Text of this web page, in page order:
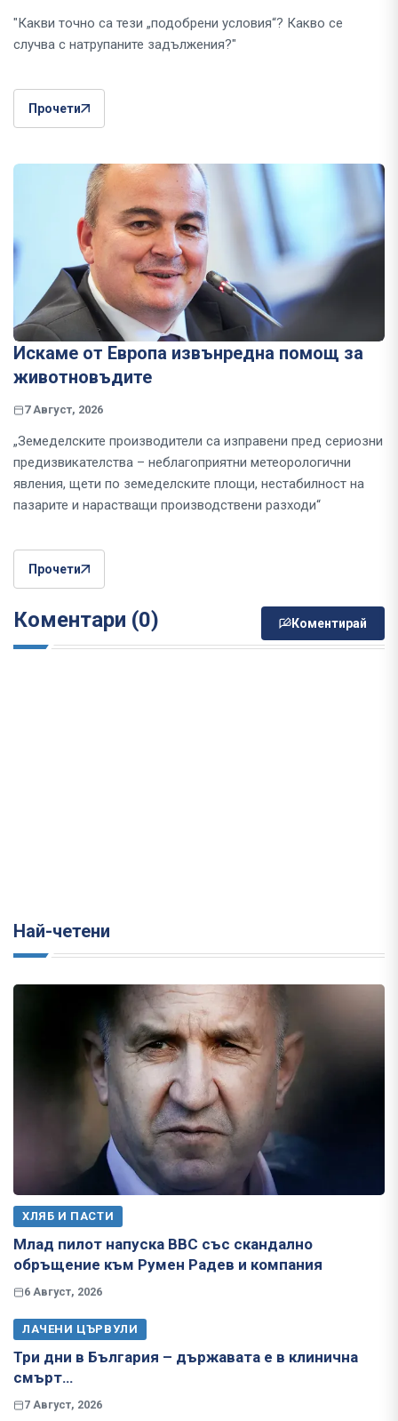
"Какви точно са тези „подобрени условия“? Какво се
случва с натрупаните задължения?"
Прочети
Искаме от Европа извънредна помощ за
животновъдите
7 Август, 2026
„Земеделските производители са изправени пред сериозни
предизвикателства – неблагоприятни метеорологични
явления, щети по земеделските площи, нестабилност на
пазарите и нарастващи производствени разходи“
Прочети
Коментари (0) Коментирай
Най-четени
ХЛЯБ И ПАСТИ
Млад пилот напуска ВВС със скандално
обръщение към Румен Радев и компания
6 Август, 2026
ЛАЧЕНИ ЦЪРВУЛИ
Три дни в България – държавата е в клинична
смърт…
7 Август, 2026